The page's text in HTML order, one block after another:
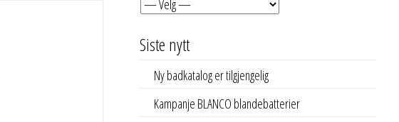
Siste nytt
Ny badkatalog er tilgjengelig
Kampanje BLANCO blandebatterier